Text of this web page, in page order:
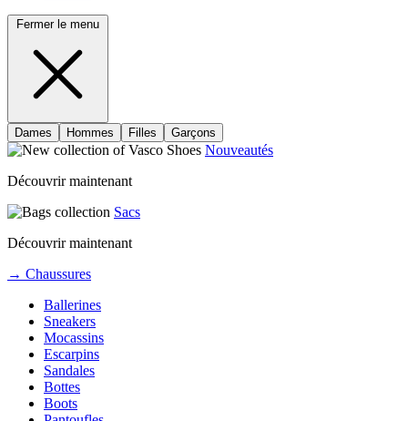
Fermer le menu
Dames Hommes Filles Garçons
Nouveautés
Découvrir maintenant
Sacs
Découvrir maintenant
→ Chaussures
Ballerines
Sneakers
Mocassins
Escarpins
Sandales
Bottes
Boots